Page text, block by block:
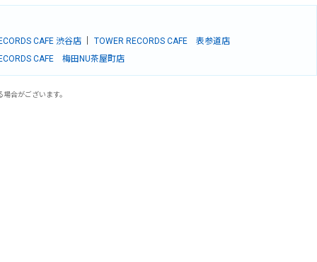
CAFE 渋谷店｜ TOWER RECORDS CAFE 表参道店
CAFE 梅田NU茶屋町店
合がございます。